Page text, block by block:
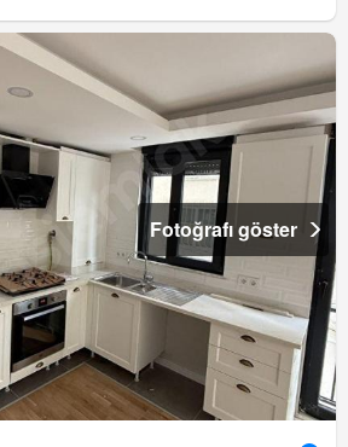
Fotoğrafı göster